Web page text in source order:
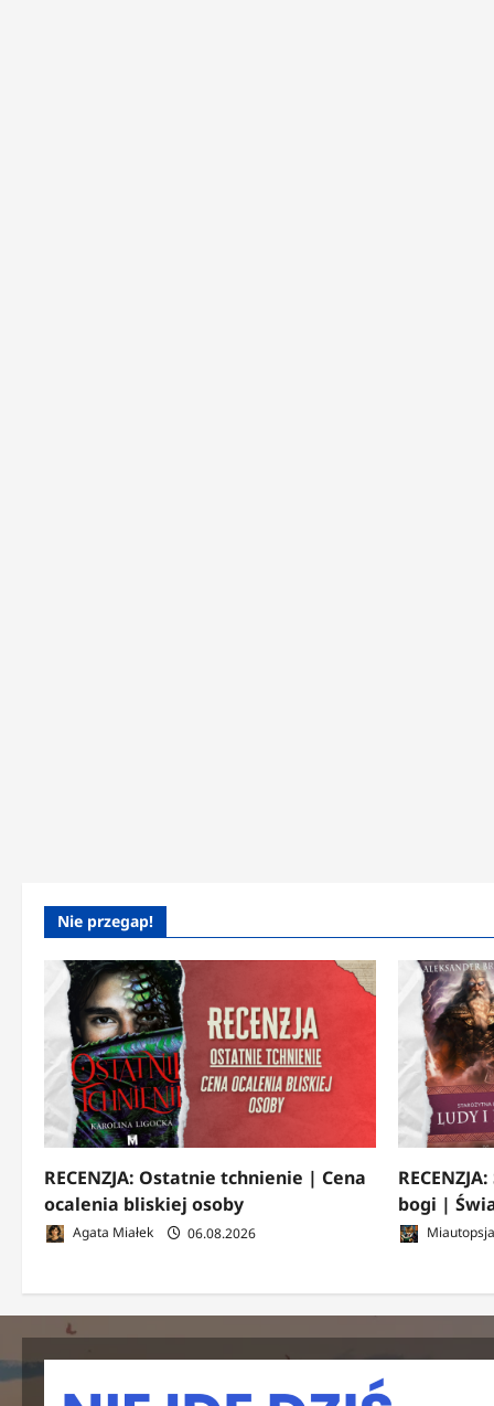
Nie przegap!
RECENZJA: Ostatnie tchnienie | Cena
ocalenia bliskiej osoby
Agata Miałek 06.08.2026
bogi |
Miautopsja